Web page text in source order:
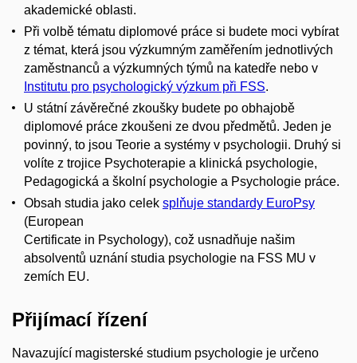
akademické oblasti.
Při volbě tématu diplomové práce si budete moci vybírat
z témat, která jsou výzkumným zaměřením jednotlivých
zaměstnanců a výzkumných týmů na katedře nebo v
Institutu pro psychologický výzkum při FSS.
U státní závěrečné zkoušky budete po obhajobě
diplomové práce zkoušeni ze dvou předmětů. Jeden je
povinný, to jsou Teorie a systémy v psychologii. Druhý si
volíte z trojice Psychoterapie a klinická psychologie,
Pedagogická a školní psychologie a Psychologie práce.
Obsah studia jako celek splňuje standardy EuroPsy
(European
Certificate in Psychology), což usnadňuje našim
absolventů uznání studia psychologie na FSS MU v
zemích EU.
Přijímací řízení
Navazující magisterské studium psychologie je určeno